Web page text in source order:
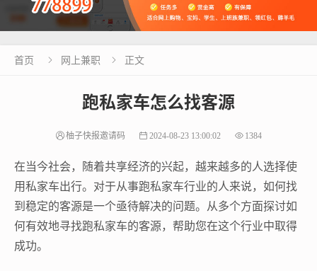
首页  网上兼职  正文
跑私家车怎么找客源
柚子快报邀请码 2024-08-23 13:00:02 1384
在当今社会，随着共享经济的兴起，越来越多的人选择使
用私家车出行。对于从事跑私家车行业的人来说，如何找
到稳定的客源是一个亟待解决的问题。从多个方面探讨如
何有效地寻找跑私家车的客源，帮助您在这个行业中取得
成功。